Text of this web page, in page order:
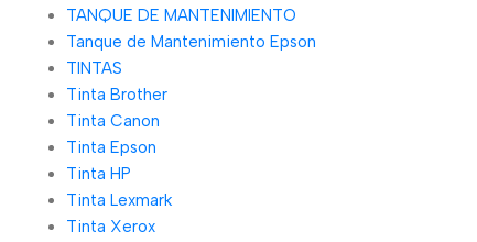
TANQUE DE MANTENIMIENTO
Tanque de Mantenimiento Epson
TINTAS
Tinta Brother
Tinta Canon
Tinta Epson
Tinta HP
Tinta Lexmark
Tinta Xerox